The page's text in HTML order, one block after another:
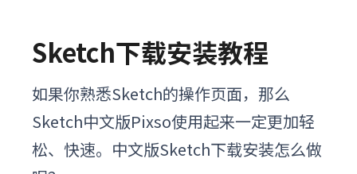
Sketch下载安装教程
如果你熟悉Sketch的操作页面，那么
Sketch中文版Pixso使用起来一定更加轻
松、快速。 中文版Sketch下载安装怎么做